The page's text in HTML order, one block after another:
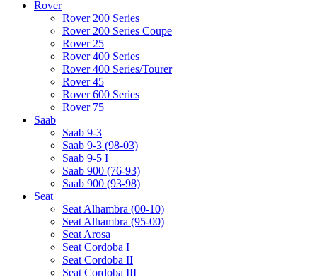
Rover
Rover 200 Series
Rover 200 Series Coupe
Rover 25
Rover 400 Series
Rover 400 Series/Tourer
Rover 45
Rover 600 Series
Rover 75
Saab
Saab 9-3
Saab 9-3 (98-03)
Saab 9-5 I
Saab 900 (76-93)
Saab 900 (93-98)
Seat
Seat Alhambra (00-10)
Seat Alhambra (95-00)
Seat Arosa
Seat Cordoba I
Seat Cordoba II
Seat Cordoba III